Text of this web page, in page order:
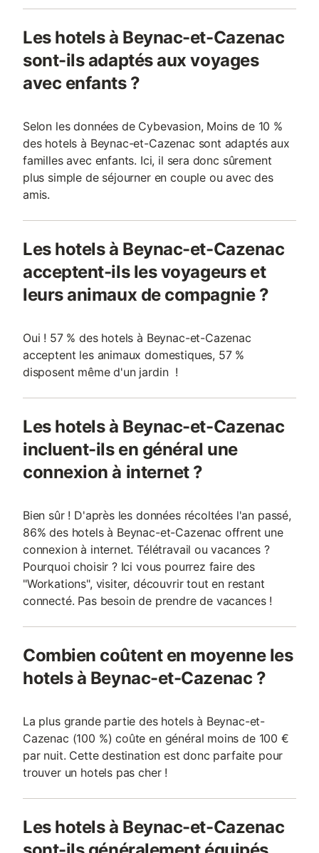
Les hotels à Beynac-et-Cazenac
sont-ils adaptés aux voyages
avec enfants ?
Selon les données de Cybevasion, Moins de 10 %
des hotels à Beynac-et-Cazenac sont adaptés aux
familles avec enfants. Ici, il sera donc sûrement
plus simple de séjourner en couple ou avec des
amis.
Les hotels à Beynac-et-Cazenac
acceptent-ils les voyageurs et
leurs animaux de compagnie ?
Oui ! 57 % des hotels à Beynac-et-Cazenac
acceptent les animaux domestiques, 57 %
disposent même d'un jardin !
Les hotels à Beynac-et-Cazenac
incluent-ils en général une
connexion à internet ?
Bien sûr ! D'après les données récoltées l'an passé,
86% des hotels à Beynac-et-Cazenac offrent une
connexion à internet. Télétravail ou vacances ?
Pourquoi choisir ? Ici vous pourrez faire des
"Workations", visiter, découvrir tout en restant
connecté. Pas besoin de prendre de vacances !
Combien coûtent en moyenne les
hotels à Beynac-et-Cazenac ?
La plus grande partie des hotels à Beynac-et-
Cazenac (100 %) coûte en général moins de 100 €
par nuit. Cette destination est donc parfaite pour
trouver un hotels pas cher !
Les hotels à Beynac-et-Cazenac